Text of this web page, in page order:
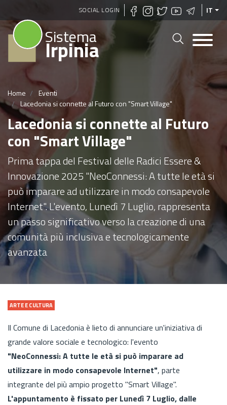
Salta
al
SOCIAL LOGIN IT
Sistema
Irpinia
Home
Eventi
Lacedonia si connette al Futuro con "Smart Village"
Lacedonia si connette al Futuro
con "Smart Village"
Prima tappa del Festival delle Radici Essere &
Innovazione 2025 "NeoConnessi: A tutte le età si
può imparare ad utilizzare in modo consapevole
Internet". L'evento, Lunedì 7 Luglio, rappresenta
un passo significativo verso la creazione di una
comunità più inclusiva e tecnologicamente
avanzata
ARTE E CULTURA
Il Comune di Lacedonia è lieto di annunciare un'iniziativa di
grande valore sociale e tecnologico: l'evento
"NeoConnessi: A tutte le età si può imparare ad
utilizzare in modo consapevole Internet", parte
integrante del più ampio progetto "Smart Village".
L'appuntamento è fissato per Lunedì 7 Luglio, dalle